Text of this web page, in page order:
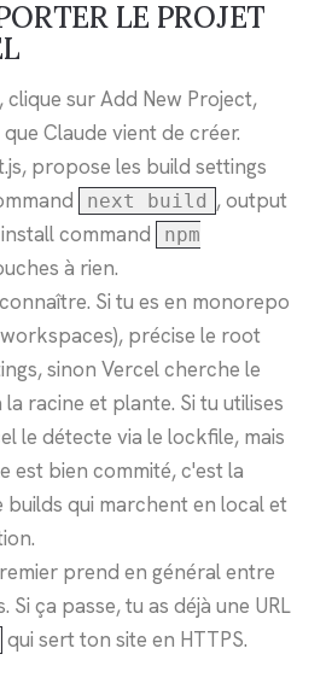
LE PROJET
, clique sur Add New Project,
Claude vient de créer.
propose les build settings
next build , output
command
npm
à rien.
Si tu es en monorepo
précise le root
sinon Vercel cherche le
la racine et plante. Si tu utilises
le détecte via le lockfile, mais
est bien commité, c'est la
builds qui marchent en local et
prend en général entre
ça passe, tu as déjà une URL
qui sert ton site en HTTPS.